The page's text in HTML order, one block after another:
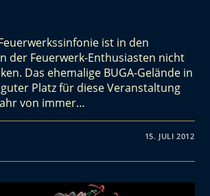
ist in den
der Feuerwerk-Enthusiasten nicht
Das ehemalige BUGA-Gelände in
Platz für diese Veranstaltung
von immer…
15. JULI 2012